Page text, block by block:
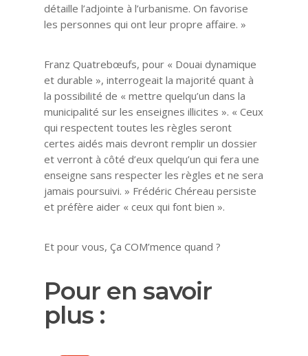
détaille l’adjointe à l’urbanisme. On favorise
les personnes qui ont leur propre affaire. »
Franz Quatrebœufs, pour « Douai dynamique
et durable », interrogeait la majorité quant à
la possibilité de « mettre quelqu’un dans la
municipalité sur les enseignes illicites ». « Ceux
qui respectent toutes les règles seront
certes aidés mais devront remplir un dossier
et verront à côté d’eux quelqu’un qui fera une
enseigne sans respecter les règles et ne sera
jamais poursuivi. » Frédéric Chéreau persiste
et préfère aider « ceux qui font bien ».
Et pour vous, Ça COM’mence quand ?
Pour en savoir
plus :